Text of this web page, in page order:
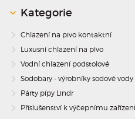
Kategorie
Chlazení na pivo kontaktní
Luxusní chlazení na pivo
Vodní chlazení podstolové
Sodobary - výrobníky sodové vody
Párty pípy Lindr
Příslušenství k výčepnímu zařízení